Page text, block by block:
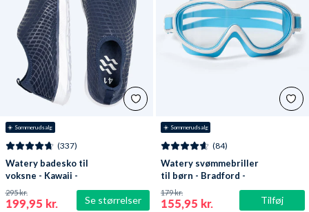
☀️ Sommerudsalg
Se størrelser
(337)
Watery badesko til
voksne - Kawaii -
Mørkeblå
199,95 kr.
295 kr.
☀️ Sommerudsalg
Tilføj
(84)
Watery svømmebriller
til børn - Bradford -
Blå/hvid
155,95 kr.
179 kr.